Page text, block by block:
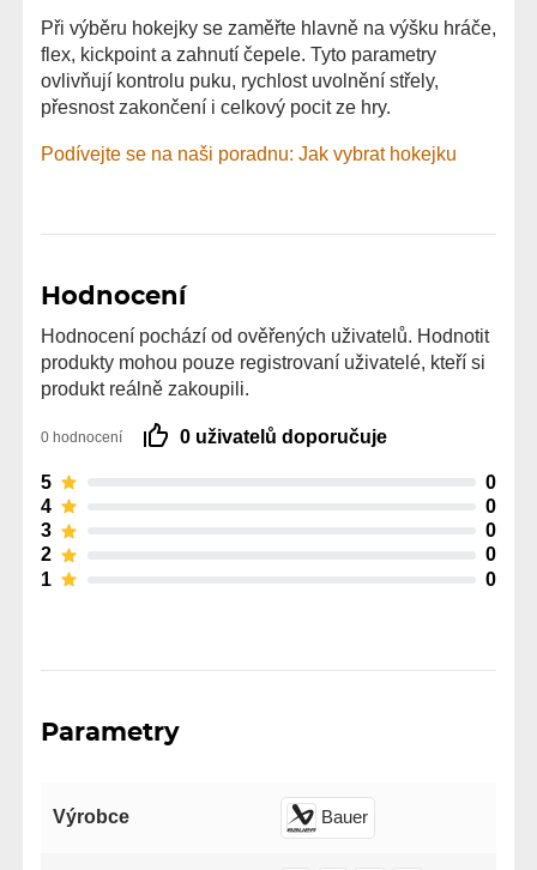
Při výběru hokejky se zaměřte hlavně na výšku hráče,
flex, kickpoint a zahnutí čepele. Tyto parametry
ovlivňují kontrolu puku, rychlost uvolnění střely,
přesnost zakončení i celkový pocit ze hry.
Podívejte se na naši poradnu: Jak vybrat hokejku
Hodnocení
Hodnocení pochází od ověřených uživatelů. Hodnotit
produkty mohou pouze registrovaní uživatelé, kteří si
produkt reálně zakoupili.
0 hodnocení 0 uživatelů doporučuje
5
0
4
0
3
0
2
0
1
0
Parametry
Výrobce Bauer